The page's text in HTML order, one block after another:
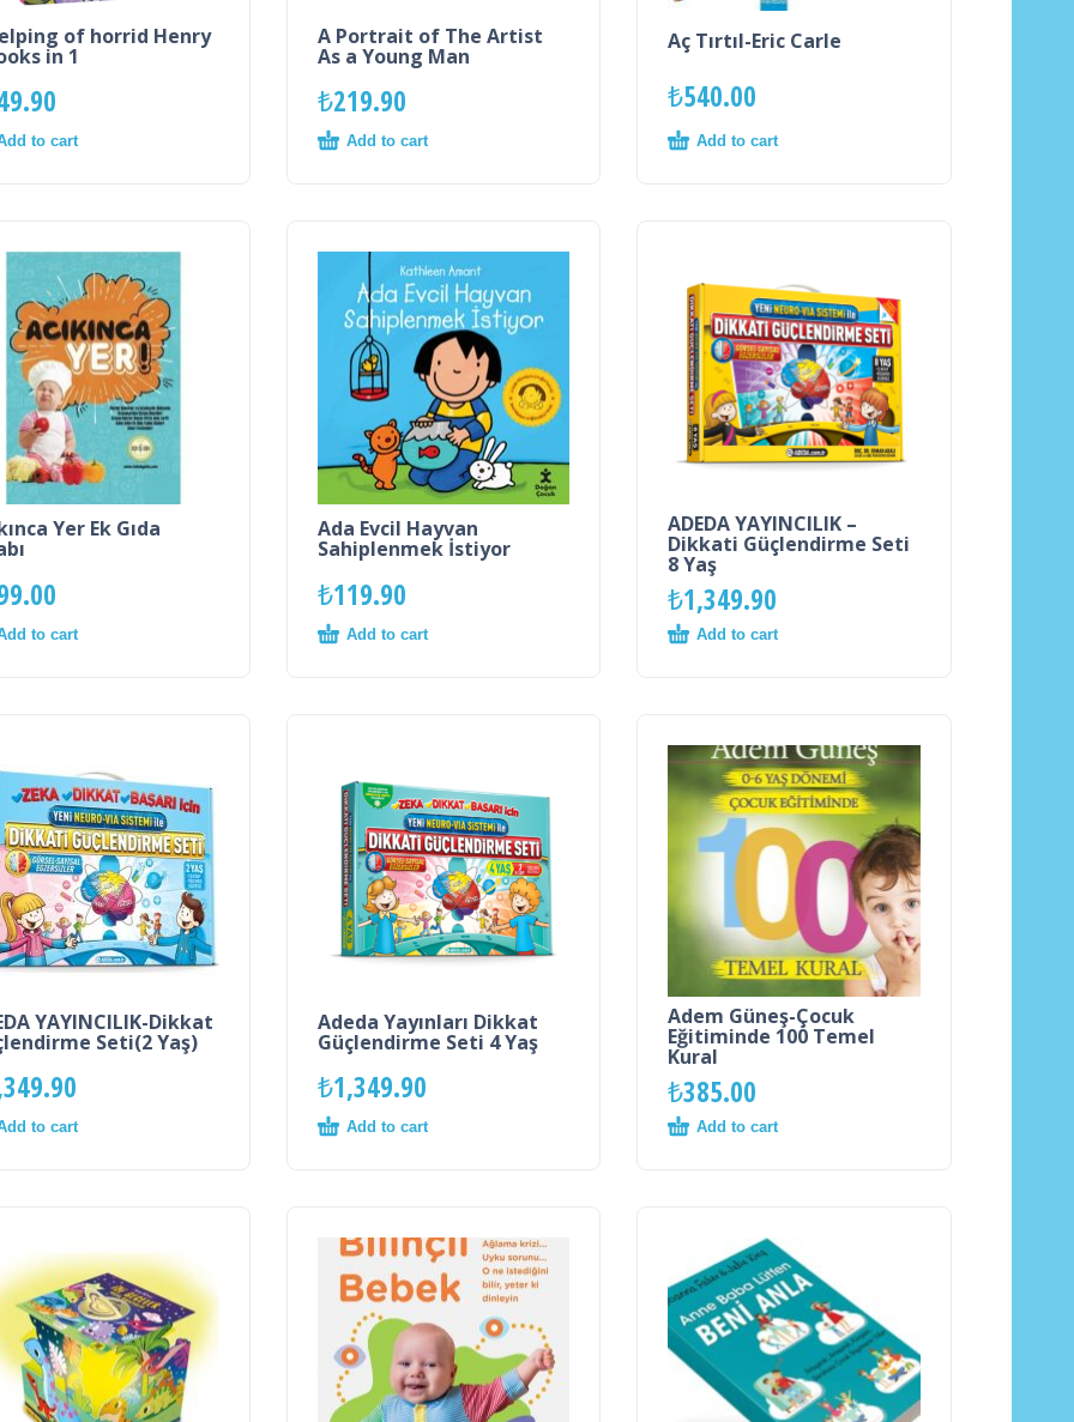
of horrid Henry
in 1
to cart
A Portrait of The Artist
As a Young Man
₺219.90
Add to cart
Aç Tırtıl-Eric Carle
₺540.00
Add to cart
Yer Ek Gıda
to cart
Ada Evcil Hayvan
Sahiplenmek İstiyor
₺119.90
Add to cart
ADEDA YAYINCILIK –
Dikkati Güçlendirme Seti
8 Yaş
₺1,349.90
Add to cart
YAYINCILIK-Dikkat
Seti(2 Yaş)
to cart
Adeda Yayınları Dikkat
Güçlendirme Seti 4 Yaş
₺1,349.90
Add to cart
Adem Güneş-Çocuk
Eğitiminde 100 Temel
Kural
₺385.00
Add to cart